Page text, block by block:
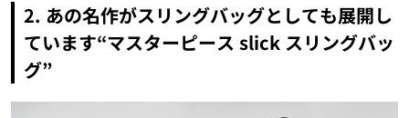
2. あの名作がスリングバッグとしても展開し
ています“マスターピース slick スリングバッ
グ”